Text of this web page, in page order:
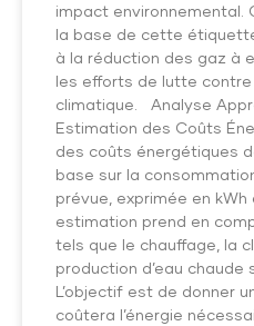
impact environnemental.
la base de cette
à la réduction des gaz à
les efforts de lutte
climatique. Analyse
Estimation des Coûts
des coûts énergétiques
base sur la
prévue, exprimée en
estimation prend en
tels que le chauffage, la
production d’eau chaude
L’objectif est de donner
coûtera l’énergie